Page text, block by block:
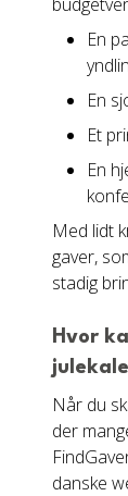
En
En
Et
En
Med lidt
gaver,
stadig
Hvor
Når du
der
danske